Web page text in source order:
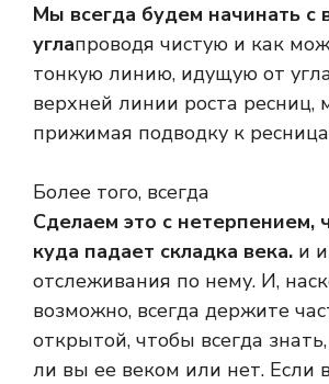
Мы всегда будем начинать с
углапроводя чистую и как
тонкую линию, идущую от
верхней линии роста ресниц,
прижимая подводку к
Более того, всегда
Сделаем это с нетерпением,
куда падает складка века. и
отслеживания по нему. И,
возможно, всегда держите
открытой, чтобы всегда
ли вы ее веком или нет. Если